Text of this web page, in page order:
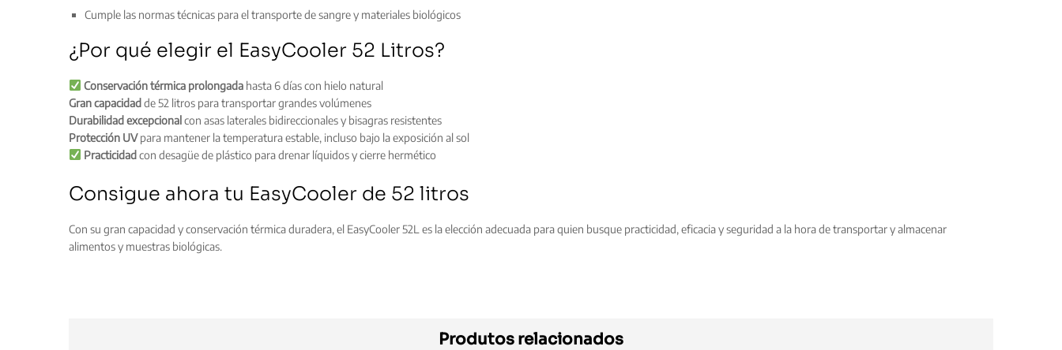
Cumple las normas técnicas para el transporte de sangre y materiales biológicos
¿Por qué elegir el EasyCooler 52 Litros?
Conservación térmica prolongadahasta 6 días con hielo natural
Gran capacidad de 52 litros para transportar grandes volúmenes
Durabilidad excepcional con asas laterales bidireccionales y bisagras resistentes
Protección UVpara mantener la temperatura estable, incluso bajo la exposición al sol
Practicidad con desagüe de plástico para drenar líquidos y cierre hermético
Consigue ahora tu EasyCooler de 52 litros
Con su gran capacidad y conservación térmica duradera, el EasyCooler 52L es la elección adecuada para quien busque practicidad, eficacia y seguridad a la hora de transportar y almacenar
alimentos y muestras biológicas.
Produtos relacionados